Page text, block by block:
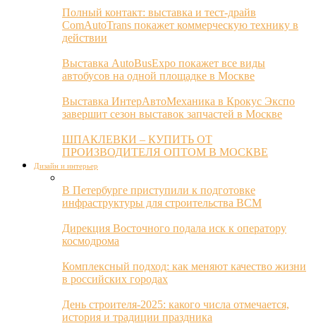
Полный контакт: выставка и тест-драйв
ComAutoTrans покажет коммерческую технику в
действии
Выставка AutoBusExpo покажет все виды
автобусов на одной площадке в Москве
Выставка ИнтерАвтоМеханика в Крокус Экспо
завершит сезон выставок запчастей в Москве
ШПАКЛЕВКИ – КУПИТЬ ОТ
ПРОИЗВОДИТЕЛЯ ОПТОМ В МОСКВЕ
Дизайн и интерьер
В Петербурге приступили к подготовке
инфраструктуры для строительства ВСМ
Дирекция Восточного подала иск к оператору
космодрома
Комплексный подход: как меняют качество жизни
в российских городах
День строителя-2025: какого числа отмечается,
история и традиции праздника